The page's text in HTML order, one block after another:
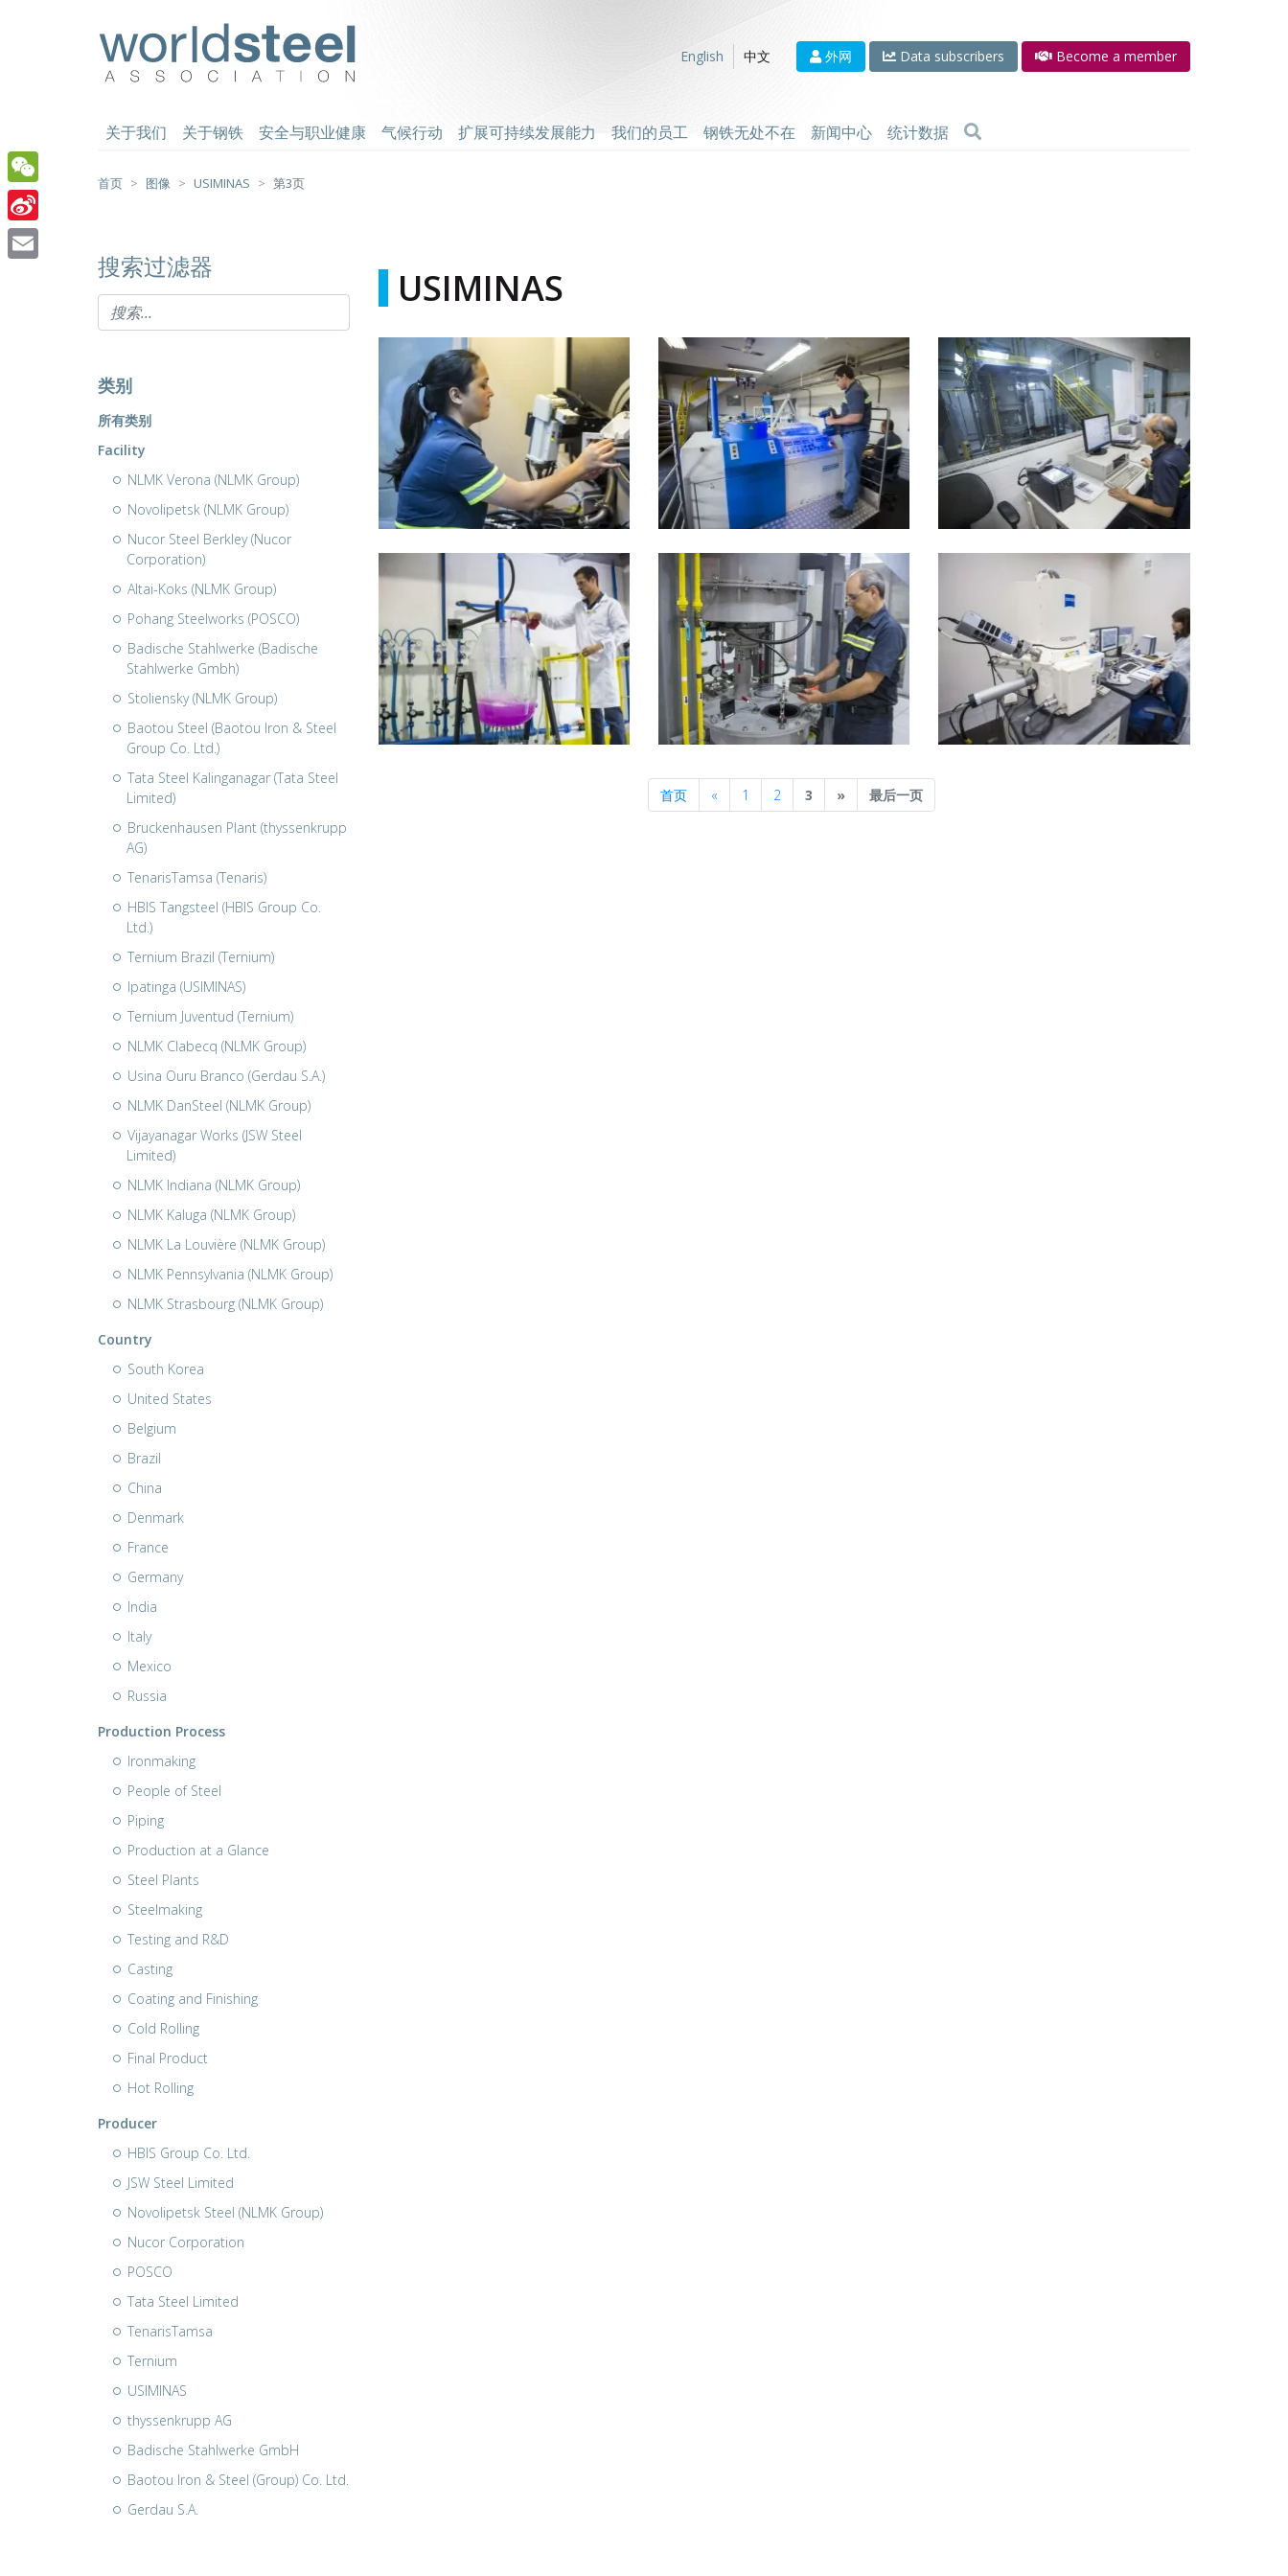
English
中文 外网 Data subscribers Become a member
关于我们 关于钢铁 安全与职业健康 气候行动 扩展可持续发展能力 我们的员工 钢铁无处不在 新闻中心 统计数据
首页 图像 USIMINAS 第3页
搜索过滤器
类别
所有类别
Facility
NLMK Verona (NLMK Group)
Novolipetsk (NLMK Group)
Nucor Steel Berkley (Nucor
Corporation)
Altai-Koks (NLMK Group)
Pohang Steelworks (POSCO)
Badische Stahlwerke (Badische
Stahlwerke Gmbh)
Stoliensky (NLMK Group)
Baotou Steel (Baotou Iron & Steel
Group Co. Ltd.)
Tata Steel Kalinganagar (Tata Steel
Limited)
Bruckenhausen Plant (thyssenkrupp
AG)
TenarisTamsa (Tenaris)
HBIS Tangsteel (HBIS Group Co.
Ltd.)
Ternium Brazil (Ternium)
Ipatinga (USIMINAS)
Ternium Juventud (Ternium)
NLMK Clabecq (NLMK Group)
Usina Ouru Branco (Gerdau S.A.)
NLMK DanSteel (NLMK Group)
Vijayanagar Works (JSW Steel
Limited)
NLMK Indiana (NLMK Group)
NLMK Kaluga (NLMK Group)
NLMK La Louvière (NLMK Group)
NLMK Pennsylvania (NLMK Group)
NLMK Strasbourg (NLMK Group)
Country
South Korea
United States
Belgium
Brazil
China
Denmark
France
Germany
India
Italy
Mexico
Russia
Production Process
Ironmaking
People of Steel
Piping
Production at a Glance
Steel Plants
Steelmaking
Testing and R&D
Casting
Coating and Finishing
Cold Rolling
Final Product
Hot Rolling
Producer
HBIS Group Co. Ltd.
JSW Steel Limited
Novolipetsk Steel (NLMK Group)
Nucor Corporation
POSCO
Tata Steel Limited
TenarisTamsa
Ternium
USIMINAS
thyssenkrupp AG
Badische Stahlwerke GmbH
Baotou Iron & Steel (Group) Co. Ltd.
Gerdau S.A.
USIMINAS
首页 «Previous
1 2 3 »Next最后一页
WeChat
Sina